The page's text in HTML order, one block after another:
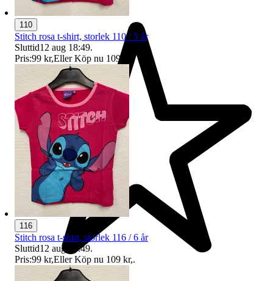
110
Stitch rosa t-shirt, storlek 110 / 5 år
Sluttid12 aug 18:49.
Pris:99 kr,Eller Köp nu 109 kr .
116
Stitch rosa t-shirt, storlek 116 / 6 år
Sluttid12 aug 18:49.
Pris:99 kr,Eller Köp nu 109 kr,.